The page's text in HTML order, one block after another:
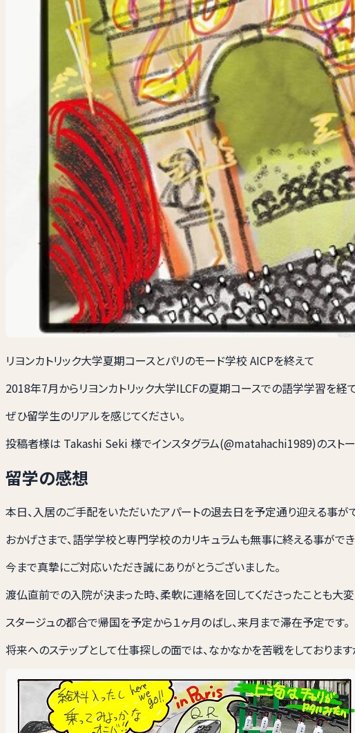
リヨンカトリック大学夏期コースとパリのモード学校 AICPを終えて
2018年7月からリヨンカトリック大学ILCFの夏期コースでの語学学習を
ぜひ留学生のリアルを感じてください。
投稿者様は Takashi Seki 様でインスタグラム(@matahachi1989)のストー
留学の感想
本日、入居のご手配をいただいたアパートの退去日を予定通り迎える事が
おかげさまで、語学学校と専門学校のカリキュラムも無事に終える事ができ
今まで真摯にご対応いただき誠にありがとうございました。
渡仏直前での入院が決まった時、柔軟に連絡を回してくださったことも大変
スタージュの都合で帰国を予定から１ヶ月のばし、来月まで滞在予定です。
将来へのステップとして仕事探しの面では、なかなかを苦戦をしておりま